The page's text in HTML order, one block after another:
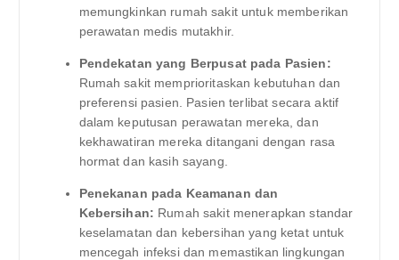
memungkinkan rumah sakit untuk memberikan
perawatan medis mutakhir.
Pendekatan yang Berpusat pada Pasien:
Rumah sakit memprioritaskan kebutuhan dan
preferensi pasien. Pasien terlibat secara aktif
dalam keputusan perawatan mereka, dan
kekhawatiran mereka ditangani dengan rasa
hormat dan kasih sayang.
Penekanan pada Keamanan dan
Kebersihan: Rumah sakit menerapkan standar
keselamatan dan kebersihan yang ketat untuk
mencegah infeksi dan memastikan lingkungan